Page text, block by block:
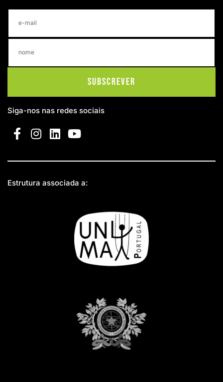
Subscrever
Siga-nos nas redes sociais
Estrutura associada a: